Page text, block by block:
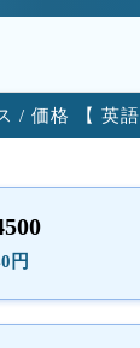
/ 価格 【 英語
円